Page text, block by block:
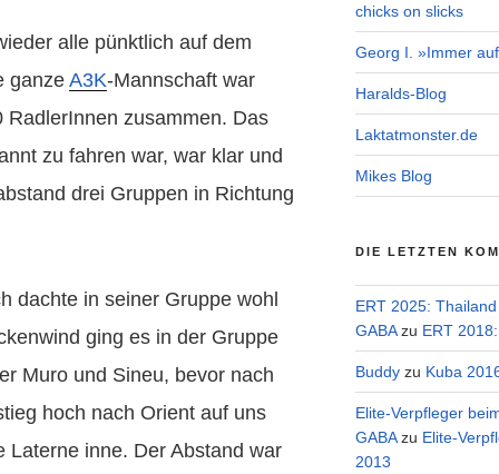
alle pünktlich auf dem
ganze A3K-Mannschaft war
zusammen. Das
zu fahren war, war klar und
drei Gruppen in Richtung
dachte in seiner Gruppe wohl
ging es in der Gruppe
Muro und Sineu, bevor nach
hoch nach Orient auf uns
Laterne inne. Der Abstand war
chicks on slicks
Georg I. »Immer
Haralds-Blog
Laktatmonster.de
Mikes Blog
DIE LETZTEN
ERT 2025:
GABAzu ERT
Buddyzu Kuba
Elite-Verpfleger
GABAzu Elite-
2013